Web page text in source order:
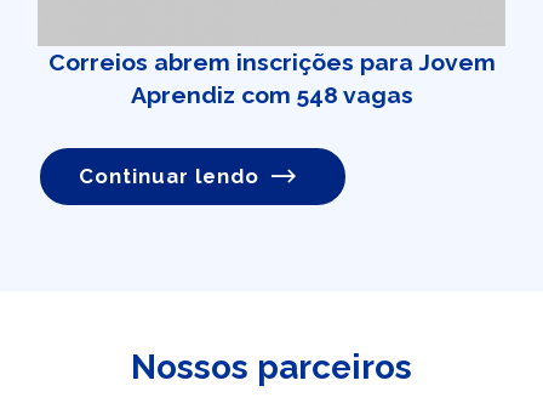
Correios abrem inscrições para Jovem
Aprendiz com 548 vagas
Continuar lendo
Nossos parceiros